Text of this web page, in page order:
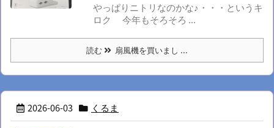
やっぱりニトリなのかな♪・・・というキ
ロク 今年もそろそろ ...
読む 扇風機を買いまし ...
2026-06-03 くるま